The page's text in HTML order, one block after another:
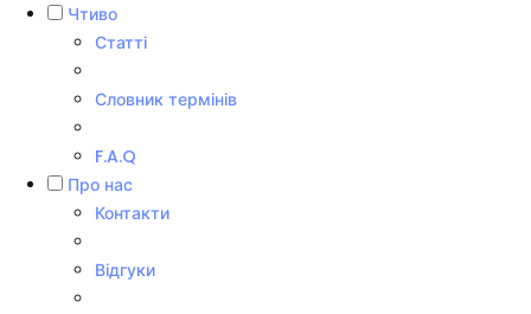
Чтиво
Статті
Словник термінів
F.A.Q
Про нас
Контакти
Відгуки